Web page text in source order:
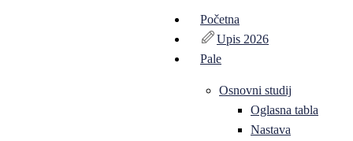
Početna
Upis 2026
Pale
Osnovni studij
Oglasna tabla
Nastava